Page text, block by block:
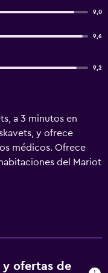
9,0
9,6
9,2
a 3 minutos en
y ofrece
médicos. Ofrece
del Mariot
en un estilo clásico
zapatillas y
se encuentra a
y ofertas de